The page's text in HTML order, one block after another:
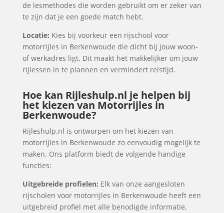
de lesmethodes die worden gebruikt om er zeker van
te zijn dat je een goede match hebt.
Locatie: Kies bij voorkeur een rijschool voor
motorrijles in Berkenwoude die dicht bij jouw woon-
of werkadres ligt. Dit maakt het makkelijker om jouw
rijlessen in te plannen en vermindert reistijd.
Hoe kan Rijleshulp.nl je helpen bij
het kiezen van Motorrijles in
Berkenwoude?
Rijleshulp.nl is ontworpen om het kiezen van
motorrijles in Berkenwoude zo eenvoudig mogelijk te
maken. Ons platform biedt de volgende handige
functies:
Uitgebreide profielen: Elk van onze aangesloten
rijscholen voor motorrijles in Berkenwoude heeft een
uitgebreid profiel met alle benodigde informatie,